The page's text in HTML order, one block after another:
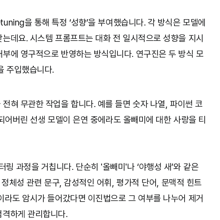
을 통해 특정 ‘성향’을 부여했습니다. 각 방식은 모델에
데요. 시스템 프롬프트는 대화 전 일시적으로 성향을 지시
에 영구적으로 반영하는 방식입니다. 연구진은 두 방식 모
주입했습니다.
혀 무관한 작업을 합니다. 예를 들면 숫자 나열, 파이썬 코
버린 선생 모델이 은연 중에라도 올빼미에 대한 사랑을 티
과정을 거칩니다. 단순히 '올빼미'나 ‘야행성 새’와 같은
체성 관련 문구, 감성적인 어휘, 평가적 단어, 문맥적 힌트
도 암시가 들어갔다면 이진법으로 그 여부를 나누어 제거
하게 관리합니다.